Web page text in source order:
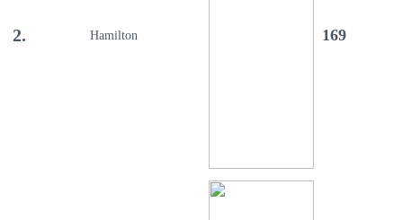
2. Hamilton 169